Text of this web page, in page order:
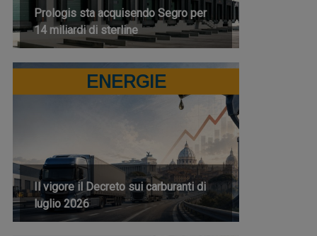
Prologis sta acquisendo Segro per
14 miliardi di sterline
ENERGIE
Il vigore il Decreto sui carburanti di
luglio 2026